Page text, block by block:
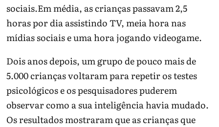
sociais.Em média, as crianças passavam 2,5
horas por dia assistindo TV, meia hora nas
mídias sociais e uma hora jogando videogame.
Dois anos depois, um grupo de pouco mais de
5.000 crianças voltaram para repetir os testes
psicológicos e os pesquisadores puderem
observar como a sua inteligência havia mudado.
Os resultados mostraram que as crianças que